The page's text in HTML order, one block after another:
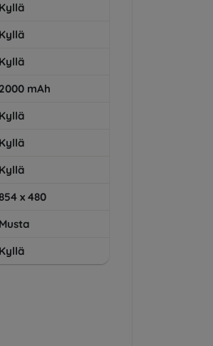
Kyllä
Kyllä
Kyllä
2000 mAh
Kyllä
Kyllä
Kyllä
x 480
Musta
Kyllä